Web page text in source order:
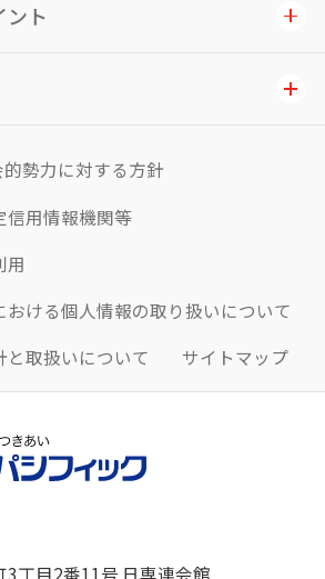
ント
勢力に対する方針
信用情報機関等
用
おける個人情報の取り扱いについて
取扱いについて
サイトマップ
丁目2番11号 日専連会館